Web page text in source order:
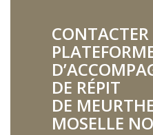
DE RÉPIT
DE
MOSELLE